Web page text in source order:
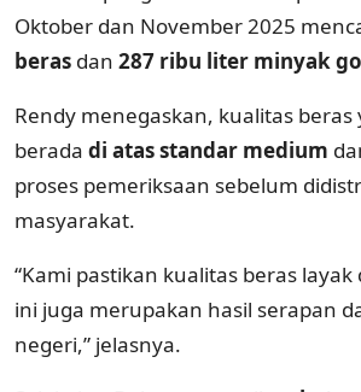
Oktober dan November 2025
beras dan 287 ribu liter minyak
Rendy menegaskan, kualitas
berada di atas standar medium
proses pemeriksaan sebelum
masyarakat.
“Kami pastikan kualitas beras
ini juga merupakan hasil serapan
negeri,” jelasnya.